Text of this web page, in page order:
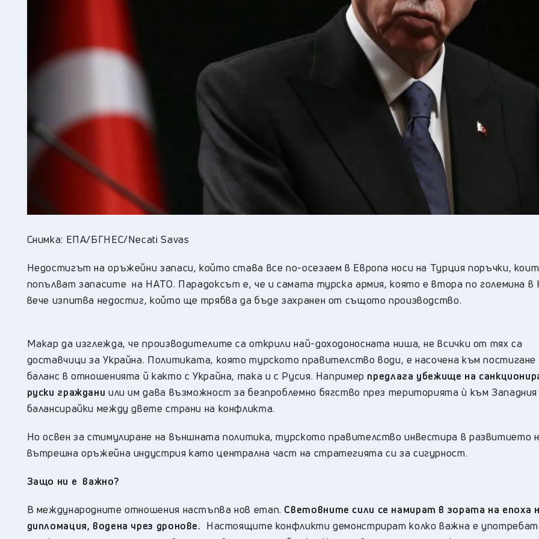
Снимка: ЕПА/БГНЕС/Necati Savas
Недостигът на оръжейни запаси, който става все по-осезаем в Европа носи на Турция поръчки,
попълват запасите на НАТО. Парадоксът е, че и самата турска армия, която е втора по големина
вече изпитва недостиг, който ще трябва да бъде захранен от същото производство.
Макар да изглежда, че производителите са открили най-доходоносната ниша, не всички от тях са
доставчици за Украйна. Политиката, която турското правителство води, е насочена към постигане
баланс в отношенията й както с Украйна, така и с Русия. Например предлага убежище на
руски граждани или им дава възможност за безпроблемно бягство през територията ѝ към
балансирайки между двете страни на конфликта.
Но освен за стимулиране на външната политика, турското правителство инвестира в развитието
вътрешна оръжейна индустрия като централна част на стратегията си за сигурност.
Защо ни е важно?
В международните отношения настъпва нов етап. Световните сили се намират в зората на епоха
дипломация, водена чрез дронове. Настоящите конфликти демонстрират колко важна е